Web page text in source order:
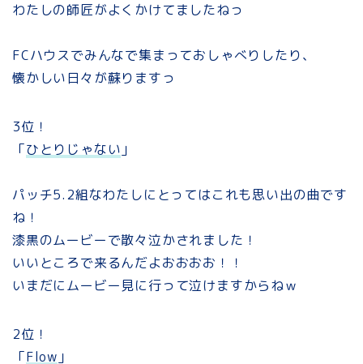
わたしの師匠がよくかけてましたねっ
FCハウスでみんなで集まっておしゃべりしたり、
懐かしい日々が蘇りますっ
3位！
「ひとりじゃない 」
パッチ5.2組なわたしにとってはこれも思い出の曲です
ね！
漆黒のムービーで散々泣かされました！
いいところで来るんだよおおおお！！
いまだにムービー見に行って泣けますからねｗ
2位！
「Flow 」